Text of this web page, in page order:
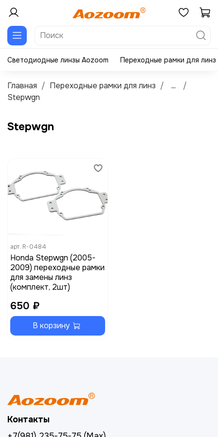
Светодиодные линзы Aozoom Переходные рамки для линз
Главная Переходные рамки для линз
...
Stepwgn
Stepwgn
арт. R-0484
Honda Stepwgn (2005-
2009) переходные рамки
для замены линз
(комплект, 2шт)
650 ₽
В корзину
Контакты